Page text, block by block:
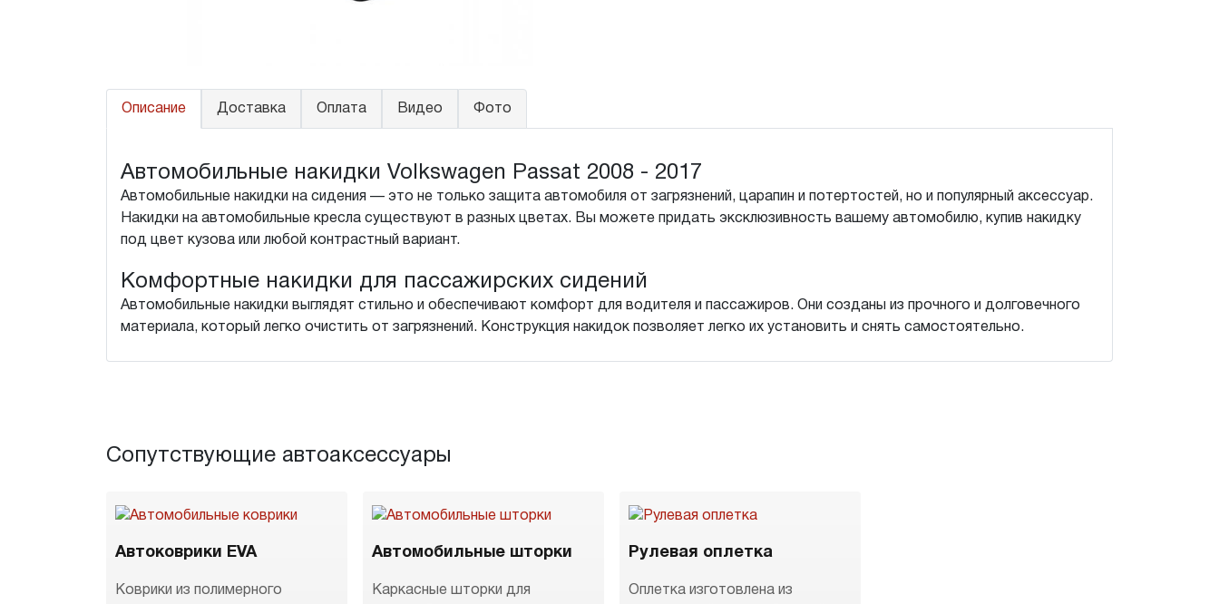
Описание Доставка Оплата Видео Фото
Автомобильные накидки Volkswagen Passat 2008 - 2017
Автомобильные накидки на сидения — это не только защита автомобиля от загрязнений, царапин и потертостей, но и популярный аксессуар.
Накидки на автомобильные кресла существуют в разных цветах. Вы можете придать эксклюзивность вашему автомобилю, купив накидку
под цвет кузова или любой контрастный вариант.
Комфортные накидки для пассажирских сидений
Автомобильные накидки выглядят стильно и обеспечивают комфорт для водителя и пассажиров. Они созданы из прочного и долговечного
материала, который легко очистить от загрязнений. Конструкция накидок позволяет легко их установить и снять самостоятельно.
Сопутствующие автоаксессуары
Автоковрики EVA
Коврики из полимерного
Автомобильные шторки
Каркасные шторки для
Рулевая оплетка
Оплетка изготовлена из